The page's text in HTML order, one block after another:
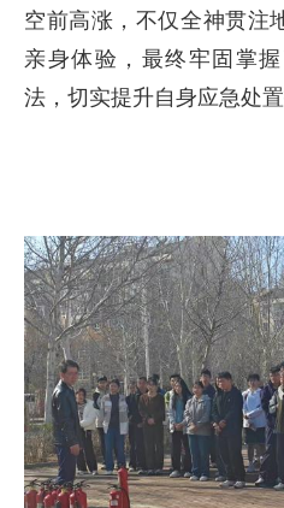
空前高涨，不仅全神贯注
亲身体验，最终牢固掌
法，切实提升自身应急处置